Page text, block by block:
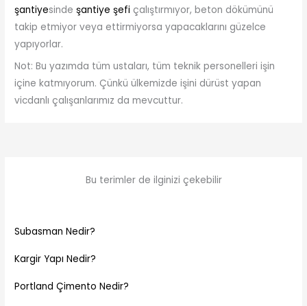
şantiyesindeşantiye şefi çalıştırmıyor, beton dökümünü
takip etmiyor veya ettirmiyorsa yapacaklarını güzelce
yapıyorlar.
Not: Bu yazımda tüm ustaları, tüm teknik personelleri işin
içine katmıyorum. Çünkü ülkemizde işini dürüst yapan
vicdanlı çalışanlarımız da mevcuttur.
Bu terimler de ilginizi çekebilir
Subasman Nedir?
Kargir Yapı Nedir?
Portland Çimento Nedir?